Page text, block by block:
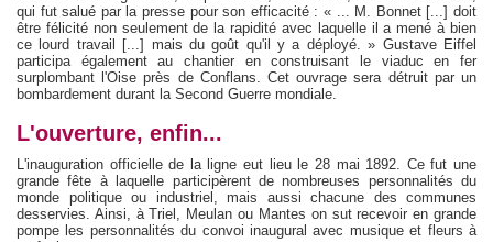
qui fut salué par la presse pour son efficacité : « ... M. Bonnet [...] doit
être félicité non seulement de la rapidité avec laquelle il a mené à bien
ce lourd travail [...] mais du goût qu'il y a déployé. » Gustave Eiffel
participa également au chantier en construisant le viaduc en fer
surplombant l'Oise près de Conflans. Cet ouvrage sera détruit par un
bombardement durant la Second Guerre mondiale.
L'ouverture, enfin...
L'inauguration officielle de la ligne eut lieu le 28 mai 1892. Ce fut une
grande fête à laquelle participèrent de nombreuses personnalités du
monde politique ou industriel, mais aussi chacune des communes
desservies. Ainsi, à Triel, Meulan ou Mantes on sut recevoir en grande
pompe les personnalités du convoi inaugural avec musique et fleurs à